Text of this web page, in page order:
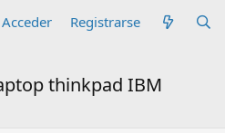
Acceder Registrarse
thinkpad IBM